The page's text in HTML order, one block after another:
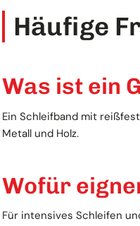
Häufige
Was ist ein
Ein Schleifband mit
Metall und Holz.
Wofür
Für intensives Schleifen